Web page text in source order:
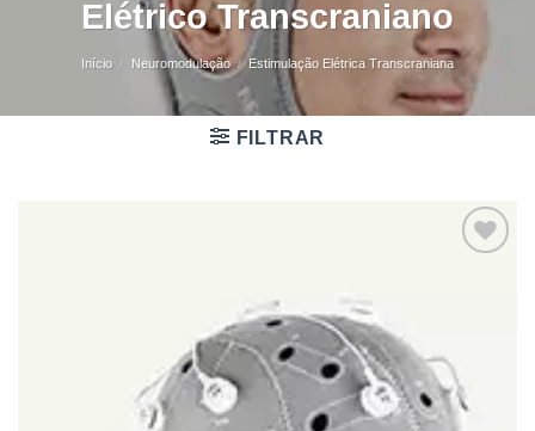
Elétrico Transcraniano
Início / Neuromodulação / Estimulação Elétrica Transcraniana
FILTRAR